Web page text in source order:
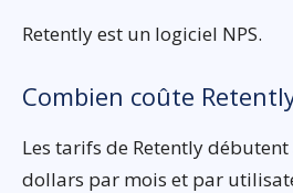
Retently est un logiciel NPS.
Combien coûte
Les tarifs de Retently
dollars par mois et par